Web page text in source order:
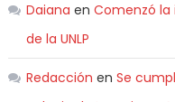
Daiana en Comenzó la
de la UNLP
Redacción en Se